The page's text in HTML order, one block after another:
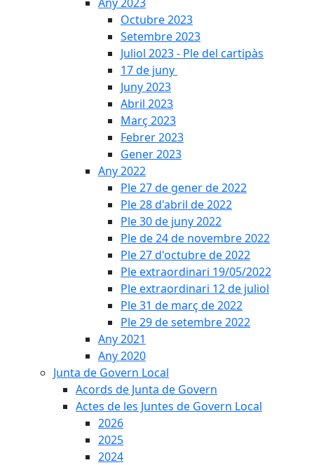
Octubre 2023
Setembre 2023
Juliol 2023 - Ple del cartipàs
17 de juny
Juny 2023
Abril 2023
Març 2023
Febrer 2023
Gener 2023
Any 2022
Ple 27 de gener de 2022
Ple 28 d'abril de 2022
Ple 30 de juny 2022
Ple de 24 de novembre 2022
Ple 27 d'octubre de 2022
Ple extraordinari 19/05/2022
Ple extraordinari 12 de juliol
Ple 31 de març de 2022
Ple 29 de setembre 2022
Any 2021
Any 2020
Junta de Govern Local
Acords de Junta de Govern
Actes de les Juntes de Govern Local
2026
2025
2024